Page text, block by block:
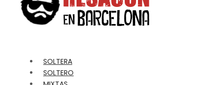
SOLTERA
SOLTERO